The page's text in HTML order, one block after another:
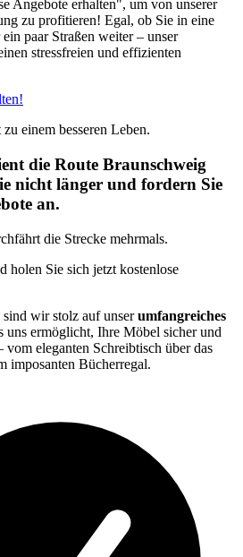
Angebote erhalten", um von unserer
zu profitieren! Egal, ob Sie in eine
paar Straßen weiter – unser
stressfreien und effizienten
einem besseren Leben.
die Route Braunschweig
nicht länger und fordern Sie
an.
die Strecke mehrmals.
holen Sie sich jetzt kostenlose
wir stolz auf unserumfangreiches
uns ermöglicht, Ihre Möbel sicher und
eleganten Schreibtisch über das
imposanten Bücherregal.